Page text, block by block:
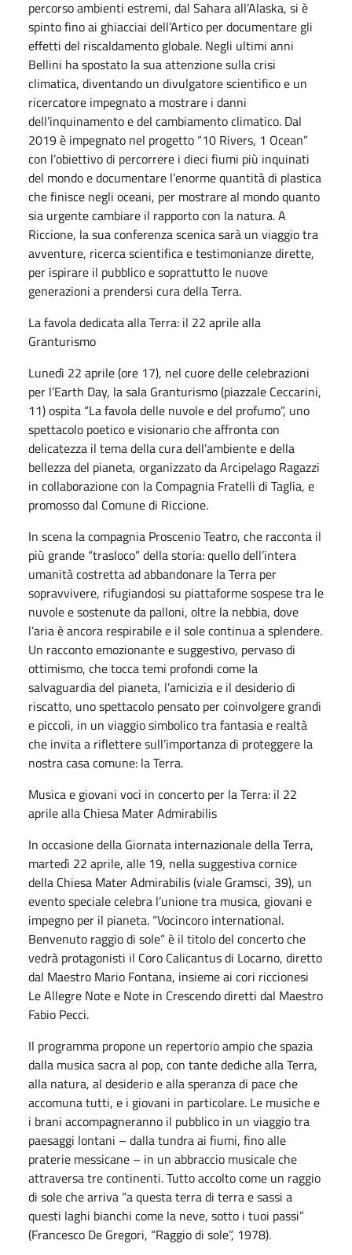
percorso ambienti estremi, dal Sahara all’Alaska, si è
spinto fino ai ghiacciai dell’Artico per documentare gli
effetti del riscaldamento globale. Negli ultimi anni
Bellini ha spostato la sua attenzione sulla crisi
climatica, diventando un divulgatore scientifico e un
ricercatore impegnato a mostrare i danni
dell’inquinamento e del cambiamento climatico. Dal
2019 è impegnato nel progetto “10 Rivers, 1 Ocean”
con l’obiettivo di percorrere i dieci fiumi più inquinati
del mondo e documentare l’enorme quantità di plastica
che finisce negli oceani, per mostrare al mondo quanto
sia urgente cambiare il rapporto con la natura. A
Riccione, la sua conferenza scenica sarà un viaggio tra
avventure, ricerca scientifica e testimonianze dirette,
per ispirare il pubblico e soprattutto le nuove
generazioni a prendersi cura della Terra.
La favola dedicata alla Terra: il 22 aprile alla
Granturismo
Lunedì 22 aprile (ore 17), nel cuore delle celebrazioni
per l’Earth Day, la sala Granturismo (piazzale Ceccarini,
11) ospita “La favola delle nuvole e del profumo”, uno
spettacolo poetico e visionario che affronta con
delicatezza il tema della cura dell’ambiente e della
bellezza del pianeta, organizzato da Arcipelago Ragazzi
in collaborazione con la Compagnia Fratelli di Taglia, e
promosso dal Comune di Riccione.
In scena la compagnia Proscenio Teatro, che racconta il
più grande “trasloco” della storia: quello dell’intera
umanità costretta ad abbandonare la Terra per
sopravvivere, rifugiandosi su piattaforme sospese tra le
nuvole e sostenute da palloni, oltre la nebbia, dove
l’aria è ancora respirabile e il sole continua a splendere.
Un racconto emozionante e suggestivo, pervaso di
ottimismo, che tocca temi profondi come la
salvaguardia del pianeta, l’amicizia e il desiderio di
riscatto, uno spettacolo pensato per coinvolgere grandi
e piccoli, in un viaggio simbolico tra fantasia e realtà
che invita a riflettere sull’importanza di proteggere la
nostra casa comune: la Terra.
Musica e giovani voci in concerto per la Terra: il 22
aprile alla Chiesa Mater Admirabilis
In occasione della Giornata internazionale della Terra,
martedì 22 aprile, alle 19, nella suggestiva cornice
della Chiesa Mater Admirabilis (viale Gramsci, 39), un
evento speciale celebra l’unione tra musica, giovani e
impegno per il pianeta. “Vocincoro international.
Benvenuto raggio di sole” è il titolo del concerto che
vedrà protagonisti il Coro Calicantus di Locarno, diretto
dal Maestro Mario Fontana, insieme ai cori riccionesi
Le Allegre Note e Note in Crescendo diretti dal Maestro
Fabio Pecci.
Il programma propone un repertorio ampio che spazia
dalla musica sacra al pop, con tante dediche alla Terra,
alla natura, al desiderio e alla speranza di pace che
accomuna tutti, e i giovani in particolare. Le musiche e
i brani accompagneranno il pubblico in un viaggio tra
paesaggi lontani – dalla tundra ai fiumi, fino alle
praterie messicane – in un abbraccio musicale che
attraversa tre continenti. Tutto accolto come un raggio
di sole che arriva “a questa terra di terra e sassi a
questi laghi bianchi come la neve, sotto i tuoi passi”
(Francesco De Gregori, “Raggio di sole”, 1978).